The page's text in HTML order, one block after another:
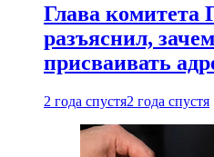
Глава комитета
разъяснил,
присваивать
2 года спустя2 года спустя